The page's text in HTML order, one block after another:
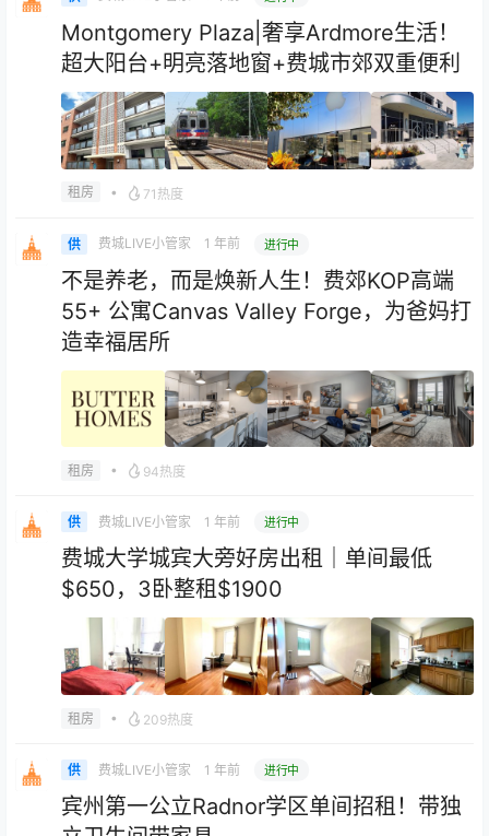
Montgomery Plaza|奢享Ardmore生活！
超大阳台+明亮落地窗+费城市郊双重便利
租房 • 71热度
供 费城LIVE小管家 1 年前 进行中
不是养老，而是焕新人生！费郊KOP高端
55+ 公寓Canvas Valley Forge，为爸妈打
造幸福居所
租房 • 94热度
供 费城LIVE小管家 1 年前 进行中
费城大学城宾大旁好房出租｜单间最低
$650，3卧整租$1900
租房 • 209热度
供 费城LIVE小管家 1 年前 进行中
宾州第一公立Radnor学区单间招租！带独